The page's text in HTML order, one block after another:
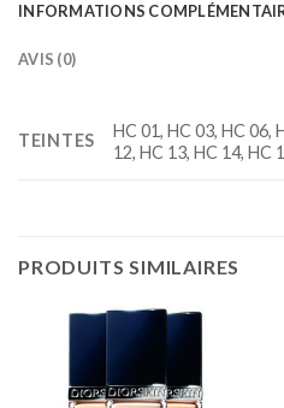
INFORMATIONS
AVIS (0)
TEINTES
HC 01, HC 03, HC 06,
12, HC 13, HC 14, HC
PRODUITS SIMILAIRES